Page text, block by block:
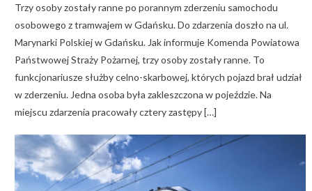
Trzy osoby zostały ranne po porannym zderzeniu samochodu
osobowego z tramwajem w Gdańsku. Do zdarzenia doszło na ul.
Marynarki Polskiej w Gdańsku. Jak informuje Komenda Powiatowa
Państwowej Straży Pożarnej, trzy osoby zostały ranne. To
funkcjonariusze służby celno-skarbowej, których pojazd brał udział
w zderzeniu. Jedna osoba była zakleszczona w pojeździe. Na
miejscu zdarzenia pracowały cztery zastępy […]